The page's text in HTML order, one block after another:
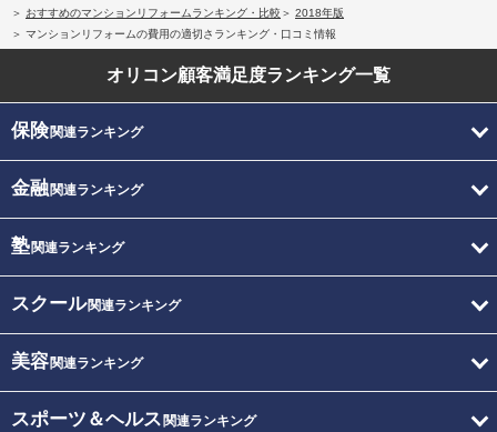
おすすめのマンションリフォームランキング・比較
2018年版
マンションリフォームの費用の適切さランキング・口コミ情報
オリコン顧客満足度ランキング一覧
保険関連ランキング
金融関連ランキング
塾関連ランキング
スクール関連ランキング
美容関連ランキング
スポーツ＆ヘルス 関連ランキング